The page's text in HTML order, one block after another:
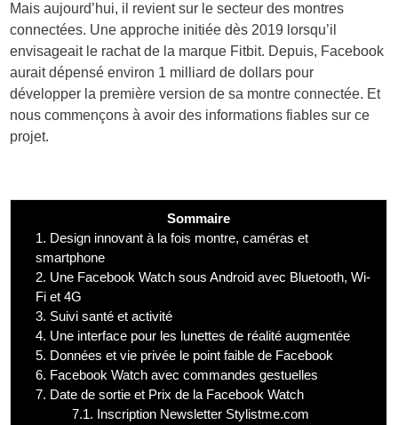
Mais aujourd’hui, il revient sur le secteur des montres
connectées. Une approche initiée dès 2019 lorsqu’il
envisageait le rachat de la marque Fitbit. Depuis, Facebook
aurait dépensé environ 1 milliard de dollars pour
développer la première version de sa montre connectée. Et
nous commençons à avoir des informations fiables sur ce
projet.
Sommaire
1. Design innovant à la fois montre, caméras et
smartphone
2. Une Facebook Watch sous Android avec Bluetooth, Wi-
Fi et 4G
3. Suivi santé et activité
4. Une interface pour les lunettes de réalité augmentée
5. Données et vie privée le point faible de Facebook
6. Facebook Watch avec commandes gestuelles
7. Date de sortie et Prix de la Facebook Watch
7.1. Inscription Newsletter Stylistme.com